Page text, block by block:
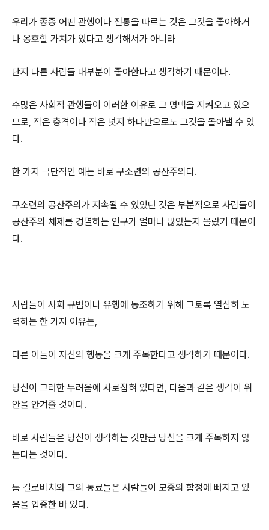
우리가 종종 어떤 관행이나 전통을 따르는 것은 그것을 좋아하거
나 옹호할 가치가 있다고 생각해서가 아니라
단지 다른 사람들 대부분이 좋아한다고 생각하기 때문이다.
수많은 사회적 관행들이 이러한 이유로 그 명맥을 지켜오고 있으
므로, 작은 충격이나 작은 넛지 하나만으로도 그것을 몰아낼 수 있
다.
한 가지 극단적인 예는 바로 구소련의 공산주의다.
구소련의 공산주의가 지속될 수 있었던 것은 부분적으로 사람들이
공산주의 체제를 경멸하는 인구가 얼마나 많았는지 몰랐기 때문이
다.
사람들이 사회 규범이나 유행에 동조하기 위해 그토록 열심히 노
력하는 한 가지 이유는,
다른 이들이 자신의 행동을 크게 주목한다고 생각하기 때문이다.
당신이 그러한 두려움에 사로잡혀 있다면, 다음과 같은 생각이 위
안을 안겨줄 것이다.
바로 사람들은 당신이 생각하는 것만큼 당신을 크게 주목하지 않
는다는 것이다.
톰 길로비치와 그의 동료들은 사람들이 모종의 함정에 빠지고 있
음을 입증한 바 있다.